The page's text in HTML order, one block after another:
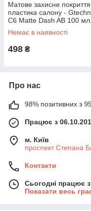
Матове захисне
пластика салону -
C6 Matte Dash AB 100 мл.
(C6-100ml)
Немає в наявності
498 ₴
Про нас
98% позитивних з 95
Працює з
м. Київ
проспект Степана
Контакти
Сьогодні працює
Показати весь